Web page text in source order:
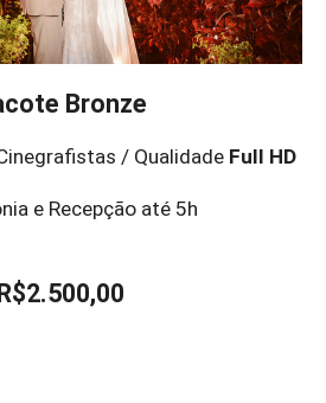
Bronze
/ Qualidade Full HD
e Recepção até 5h